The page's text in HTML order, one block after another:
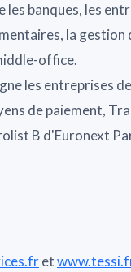
banques, les
la gestion
office.
les entreprises
de paiement,
B d'Euronext
et